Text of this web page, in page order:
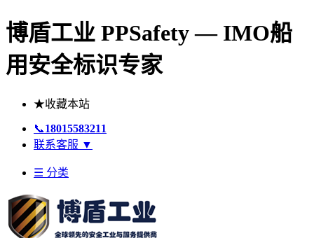
博盾工业 PPSafety — IMO船
用安全标识专家
★收藏本站
📞18015583211
联系客服 ▼
☰ 分类